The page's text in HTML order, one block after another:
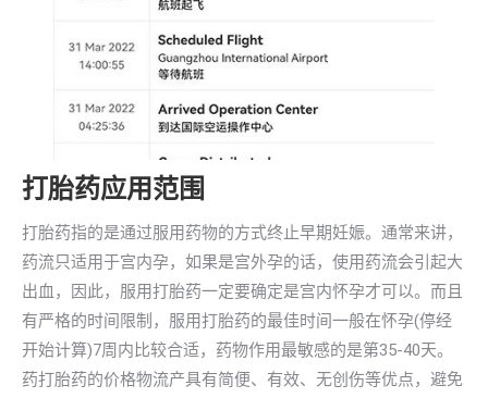
打胎药应用范围
打胎药指的是通过服用药物的方式终止早期妊娠。通常来讲，
药流只适用于宫内孕，如果是宫外孕的话，使用药流会引起大
出血，因此，服用打胎药一定要确定是宫内怀孕才可以。而且
有严格的时间限制，服用打胎药的最佳时间一般在怀孕(停经
开始计算)7周内比较合适，药物作用最敏感的是第35-40天。
药打胎药的价格物流产具有简便、有效、无创伤等优点，避免